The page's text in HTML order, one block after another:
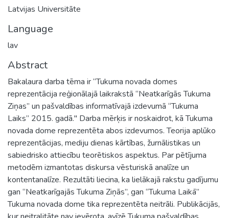
Latvijas Universitāte
Language
lav
Abstract
Bakalaura darba tēma ir “Tukuma novada domes
reprezentācija reģionālajā laikrakstā “Neatkarīgās Tukuma
Ziņas” un pašvaldības informatīvajā izdevumā “Tukuma
Laiks” 2015. gadā." Darba mērķis ir noskaidrot, kā Tukuma
novada dome reprezentēta abos izdevumos. Teorija aplūko
reprezentācijas, mediju dienas kārtības, žurnālistikas un
sabiedrisko attiecību teorētiskos aspektus. Par pētījuma
metodēm izmantotas diskursa vēsturiskā analīze un
kontentanalīze. Rezultāti liecina, ka lielākajā rakstu gadījumu
gan “Neatkarīgajās Tukuma Ziņās”, gan “Tukuma Laikā”
Tukuma novada dome tika reprezentēta neitrāli. Publikācijās,